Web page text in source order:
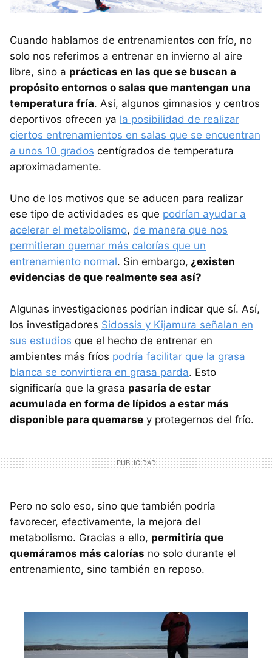
Cuando hablamos de entrenamientos con frío, no
solo nos referimos a entrenar en invierno al aire
libre, sino a prácticas en las que se buscan a
propósito entornos o salas que mantengan una
temperatura fría. Así, algunos gimnasios y centros
deportivos ofrecen ya la posibilidad de realizar
ciertos entrenamientos en salas que se encuentran
a unos 10 grados centígrados de temperatura
aproximadamente.
Uno de los motivos que se aducen para realizar
ese tipo de actividades es que podrían ayudar a
acelerar el metabolismo, de manera que nos
permitieran quemar más calorías que un
entrenamiento normal. Sin embargo, ¿existen
evidencias de que realmente sea así?
Algunas investigaciones podrían indicar que sí. Así,
los investigadores Sidossis y Kijamura señalan en
sus estudios que el hecho de entrenar en
ambientes más fríos podría facilitar que la grasa
blanca se convirtiera en grasa parda. Esto
significaría que la grasa pasaría de estar
acumulada en forma de lípidos a estar más
disponible para quemarse y protegernos del frío.
Pero no solo eso, sino que también podría
favorecer, efectivamente, la mejora del
metabolismo. Gracias a ello, permitiría que
quemáramos más calorías no solo durante el
entrenamiento, sino también en reposo.